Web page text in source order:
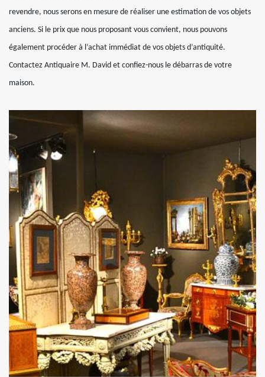
revendre, nous serons en mesure de réaliser une estimation de vos objets
anciens. Si le prix que nous proposant vous convient, nous pouvons
également procéder à l’achat immédiat de vos objets d’antiquité.
Contactez Antiquaire M. David et confiez-nous le débarras de votre
maison.